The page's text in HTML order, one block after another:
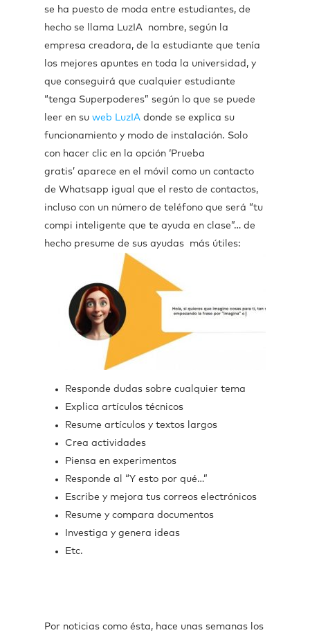
se ha puesto de moda entre estudiantes, de
hecho se llama LuzIA nombre, según la
empresa creadora, de la estudiante que tenía
los mejores apuntes en toda la universidad, y
que conseguirá que cualquier estudiante
“tenga Superpoderes” según lo que se puede
leer en su web LuzIA donde se explica su
funcionamiento y modo de instalación. Solo
con hacer clic en la opción ‘Prueba
gratis’ aparece en el móvil como un contacto
de Whatsapp igual que el resto de contactos,
incluso con un número de teléfono que será “tu
compi inteligente que te ayuda en clase”… de
hecho presume de sus ayudas más útiles:
Responde dudas sobre cualquier tema
Explica artículos técnicos
Resume artículos y textos largos
Crea actividades
Piensa en experimentos
Responde al “Y esto por qué…”
Escribe y mejora tus correos electrónicos
Resume y compara documentos
Investiga y genera ideas
Etc.
Por noticias como ésta, hace unas semanas los